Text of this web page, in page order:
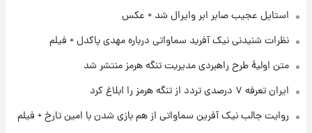
۱ روز پیش
شارژ جدید کالابرگ برای سه دهک؛ جزئیات اعلام
استایل عجیب صابر ابر وایرال شد + عکس
نظرات شنیدنی نیک آفرید سماواتی درباره مهدی پاکدل + فیلم
متن اولیۀ طرح راهبردی مدیریت تنگه هرمز منتشر شد
ایران تعرفه ۷ درصدی تردد از تنگه هرمز را ابلاغ کرد
روایت جالب نیک آفرین سماواتی از هم بازی شدن با امین تارخ + فیلم